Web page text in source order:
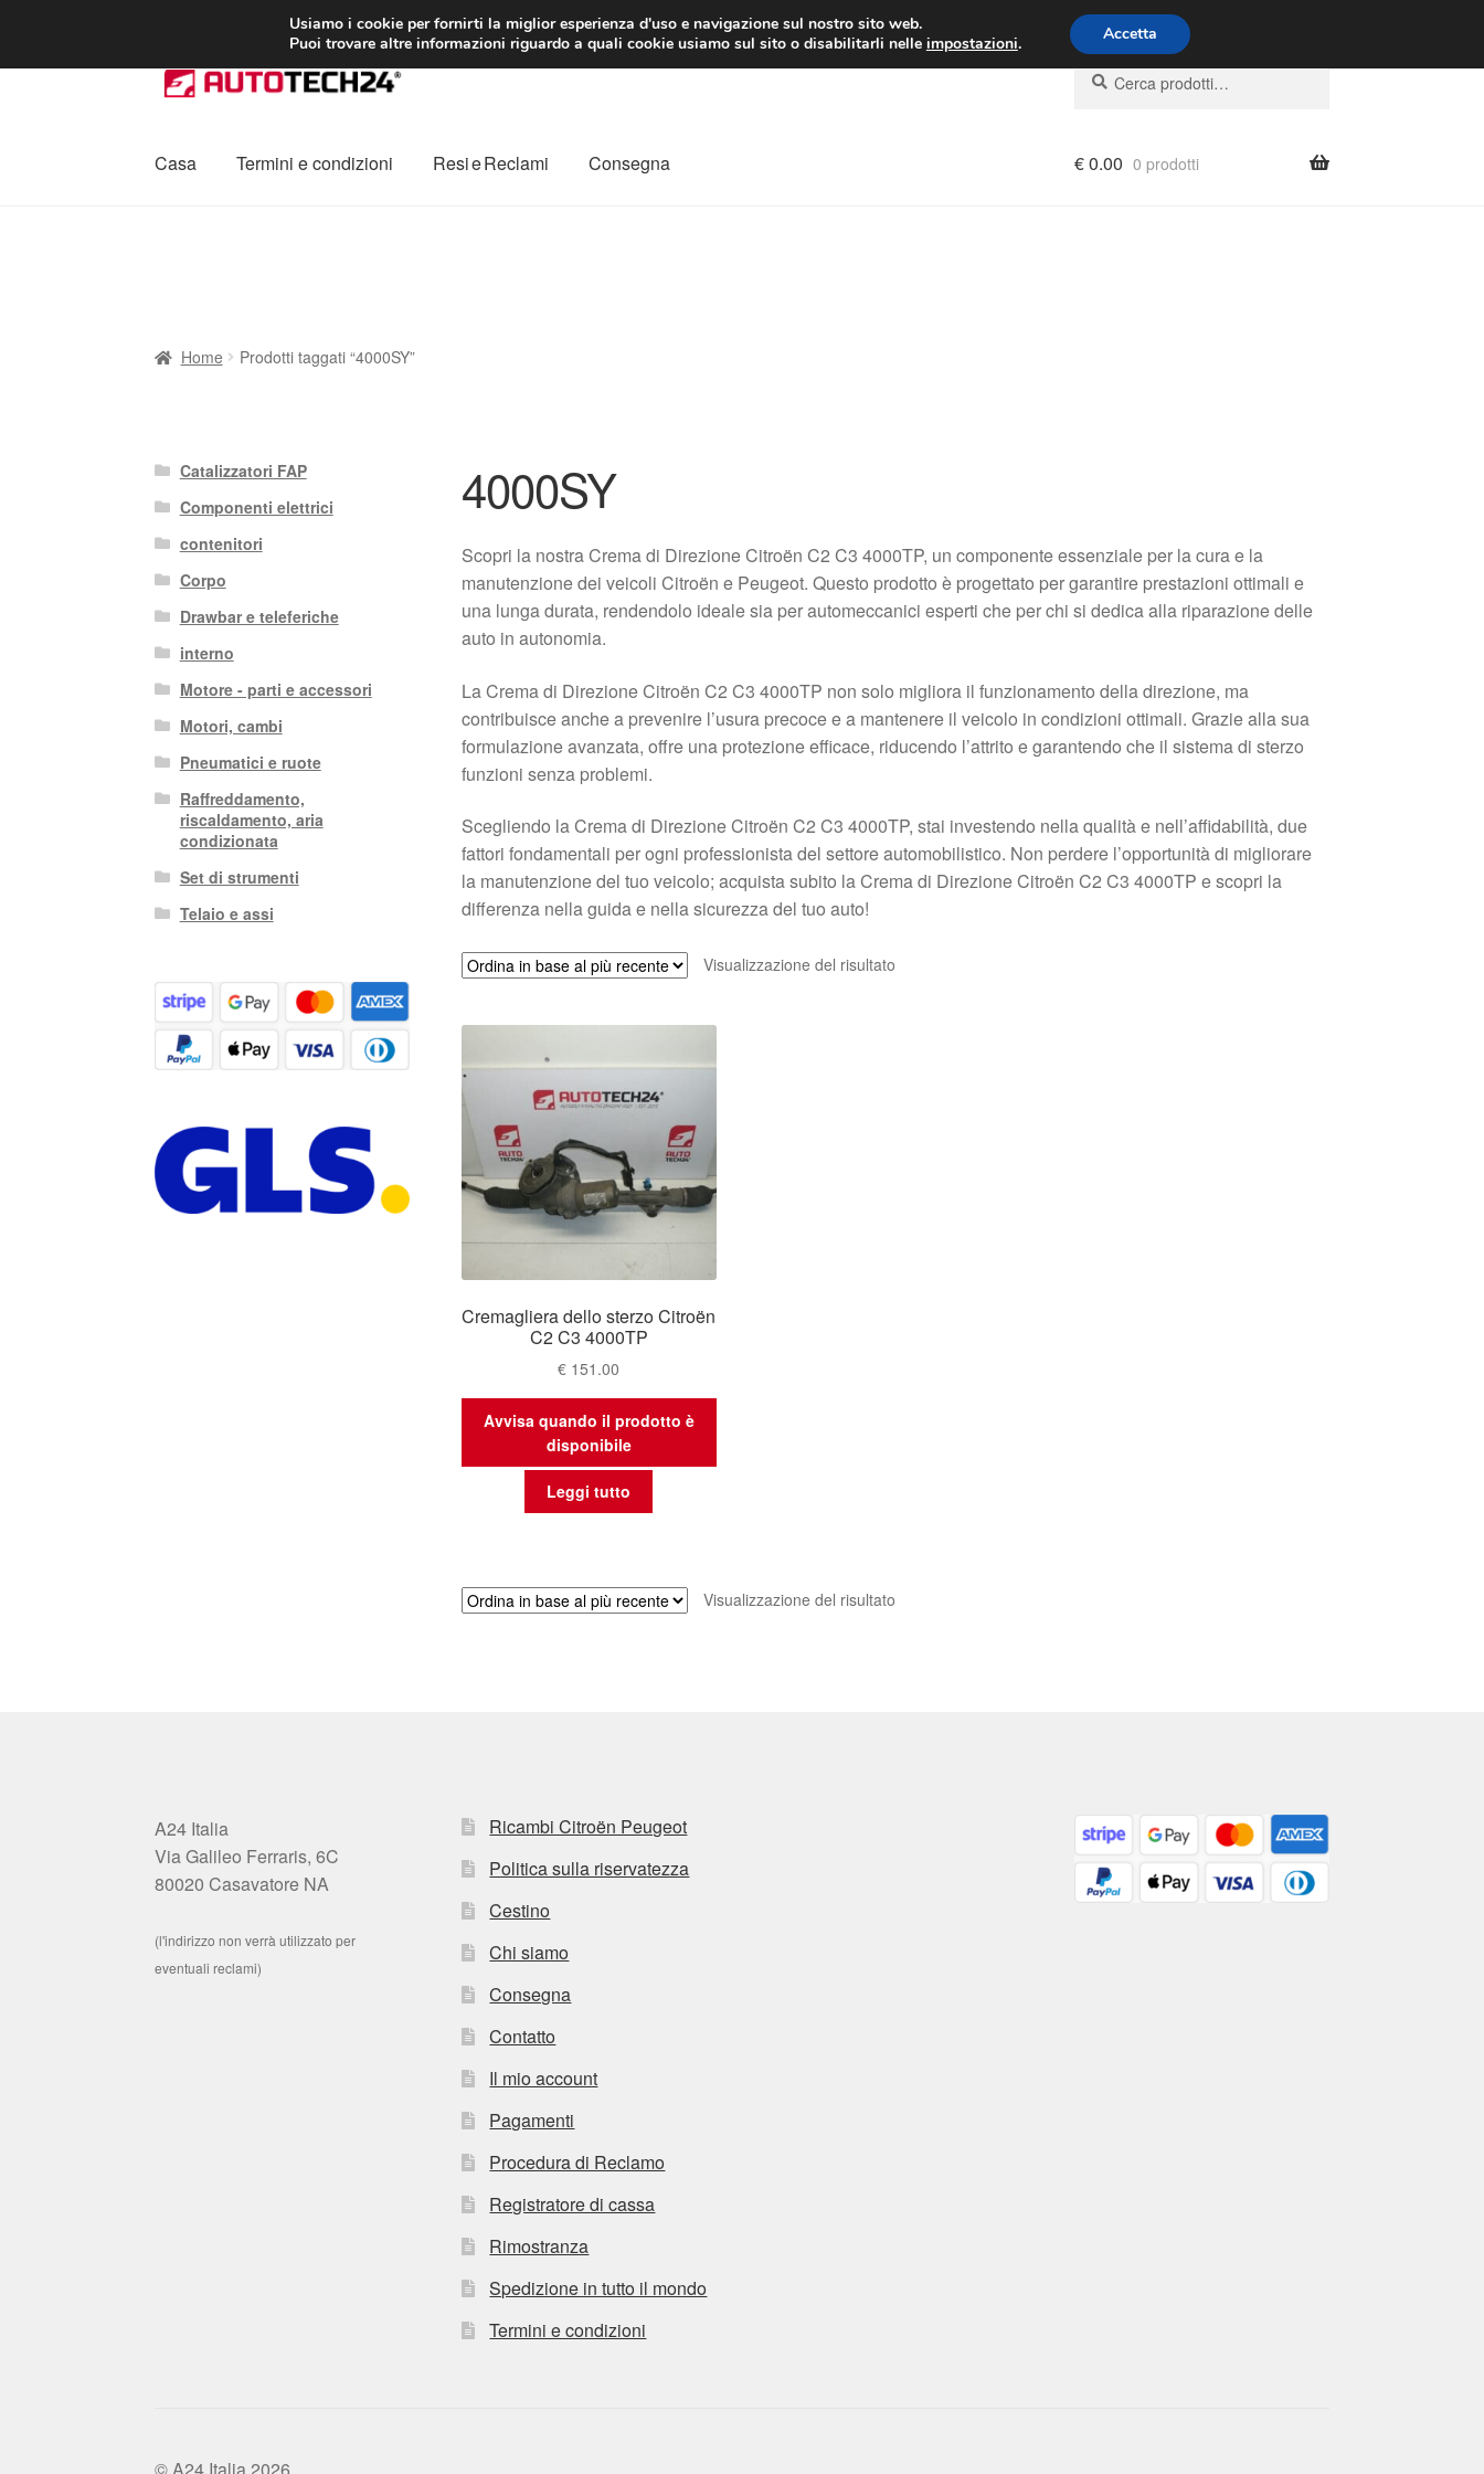
CONSEGNA da 7 EUR Lun-Ven 9:00 - 16:00 800 580 290
Vai
alla
Vai
al
Cerca:
Cerca
Casa Termini e condizioni Resi e Reclami Consegna €0.00 0 prodotti
Home Prodotti taggati “4000SY”
4000SY
Scopri la nostra Crema di Direzione Citroën C2 C3 4000TP, un componente essenziale per la cura e la
manutenzione dei veicoli Citroën e Peugeot. Questo prodotto è progettato per garantire prestazioni ottimali e
una lunga durata, rendendolo ideale sia per automeccanici esperti che per chi si dedica alla riparazione delle
auto in autonomia.
La Crema di Direzione Citroën C2 C3 4000TP non solo migliora il funzionamento della direzione, ma
contribuisce anche a prevenire l’usura precoce e a mantenere il veicolo in condizioni ottimali. Grazie alla sua
formulazione avanzata, offre una protezione efficace, riducendo l’attrito e garantendo che il sistema di sterzo
funzioni senza problemi.
Scegliendo la Crema di Direzione Citroën C2 C3 4000TP, stai investendo nella qualità e nell’affidabilità, due
fattori fondamentali per ogni professionista del settore automobilistico. Non perdere l’opportunità di migliorare
la manutenzione del tuo veicolo; acquista subito la Crema di Direzione Citroën C2 C3 4000TP e scopri la
differenza nella guida e nella sicurezza del tuo auto!
Visualizzazione del risultato
Cremagliera dello sterzo Citroën
C2 C3 4000TP
€ 151.00
Avvisa quando il prodotto è
disponibile
Leggi tutto
Visualizzazione del risultato
Catalizzatori FAP
Componenti elettrici
contenitori
Corpo
Drawbar e teleferiche
interno
Motore - parti e accessori
Motori, cambi
Pneumatici e ruote
Raffreddamento,
riscaldamento, aria
condizionata
Set di strumenti
Telaio e assi
A24 Italia
Via Galileo Ferraris, 6C
80020 Casavatore NA
(l'indirizzo non verrà utilizzato per
eventuali reclami)
Ricambi Citroën Peugeot
Politica sulla riservatezza
Cestino
Chi siamo
Consegna
Contatto
Il mio account
Pagamenti
Procedura di Reclamo
Registratore di cassa
Rimostranza
Spedizione in tutto il mondo
Termini e condizioni
Usiamo i cookie per fornirti la miglior esperienza d'uso e navigazione sul nostro sito web.
Puoi trovare altre informazioni riguardo a quali cookie usiamo sul sito o disabilitarli nelle impostazioni. Accetta